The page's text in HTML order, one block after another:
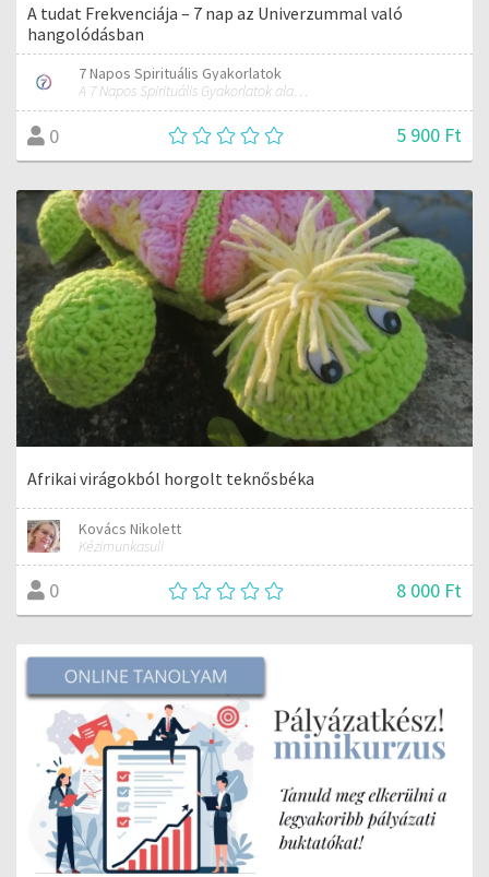
A tudat Frekvenciája – 7 nap az Univerzummal való
hangolódásban
7 Napos Spirituális Gyakorlatok
A 7 Napos Spirituális Gyakorlatok alapítója és mentora.
0 5 900 Ft
Afrikai virágokból horgolt teknősbéka
Kovács Nikolett
Kézimunkasuli
0 8 000 Ft